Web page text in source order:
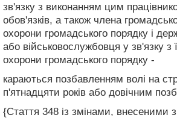
зв'язку з виконанням цим
обов'язків, а також члена
охорони громадського порядку і
або військовослужбовця у зв'язку з
охорони громадського порядку -
караються позбавленням волі на
п'ятнадцяти років або довічним
{Стаття 348 із змінами, внесеними